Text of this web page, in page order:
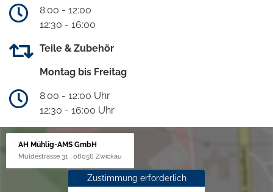
8:00 - 12:00
12:30 - 16:00
Teile & Zubehör
Montag bis Freitag
8:00 - 12:00 Uhr
12:30 - 16:00 Uhr
AH Mühlig-AMS GmbH
Muldestrasse 31 , 08056 Zwickau
Zustimmung erforderlich